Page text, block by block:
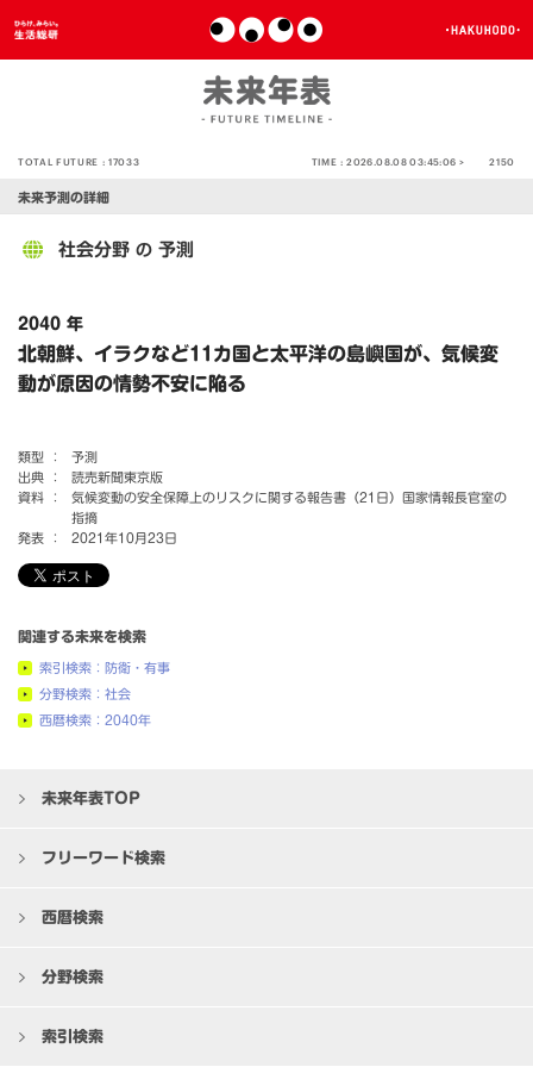
TOTAL FUTURE :17033 TIME :2026.08.08 03:45:06 > 2150
未来予測の詳細
社会分野 の 予測
2040 年
北朝鮮、イラクなど11カ国と太平洋の島嶼国が、気候変
動が原因の情勢不安に陥る
類型 ：
予測
出典 ：
読売新聞東京版
資料 ：
気候変動の安全保障上のリスクに関する報告書（21日）国家情報長官室の
指摘
発表 ：
2021年10月23日
関連する未来を検索
索引検索：防衛・有事
分野検索：社会
西暦検索：2040年
未来年表TOP
フリーワード検索
西暦検索
分野検索
索引検索